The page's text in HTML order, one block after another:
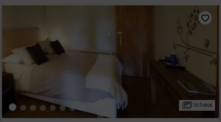
16 Fotos